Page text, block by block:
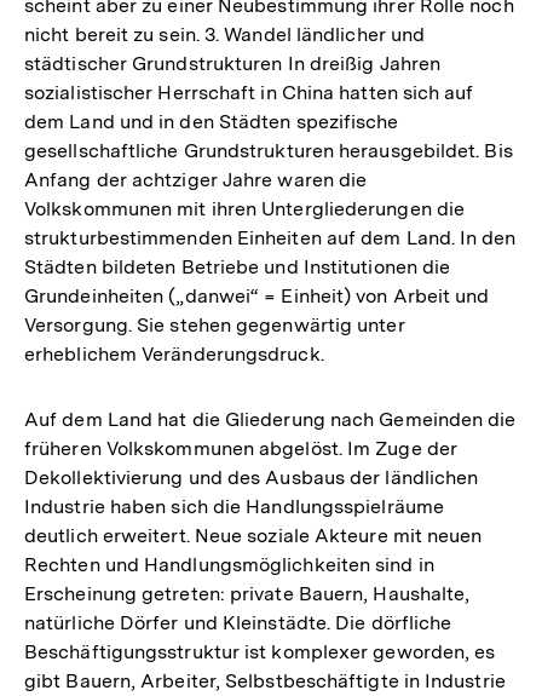
scheint aber zu einer Neubestimmung ihrer Rolle noch
nicht bereit zu sein. 3. Wandel ländlicher und
städtischer Grundstrukturen In dreißig Jahren
sozialistischer Herrschaft in China hatten sich auf
dem Land und in den Städten spezifische
gesellschaftliche Grundstrukturen herausgebildet. Bis
Anfang der achtziger Jahre waren die
Volkskommunen mit ihren Untergliederungen die
strukturbestimmenden Einheiten auf dem Land. In den
Städten bildeten Betriebe und Institutionen die
Grundeinheiten („danwei“ = Einheit) von Arbeit und
Versorgung. Sie stehen gegenwärtig unter
erheblichem Veränderungsdruck.
Auf dem Land hat die Gliederung nach Gemeinden die
früheren Volkskommunen abgelöst. Im Zuge der
Dekollektivierung und des Ausbaus der ländlichen
Industrie haben sich die Handlungsspielräume
deutlich erweitert. Neue soziale Akteure mit neuen
Rechten und Handlungsmöglichkeiten sind in
Erscheinung getreten: private Bauern, Haushalte,
natürliche Dörfer und Kleinstädte. Die dörfliche
Beschäftigungsstruktur ist komplexer geworden, es
gibt Bauern, Arbeiter, Selbstbeschäftigte in Industrie